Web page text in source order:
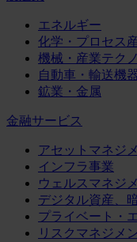
エネルギー
化学・プロセス
機械・産業テク
自動車・輸送機
鉱業・金属
金融サービス
アセットマネジ
インフラ事業
ウェルスマネジ
デジタル資産、
プライベート・
リスクマネジメ